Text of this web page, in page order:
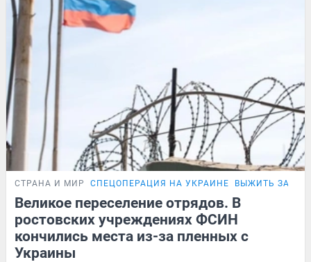
СТРАНА И МИР СПЕЦОПЕРАЦИЯ НА УКРАИНЕ ВЫЖИТЬ ЗА
Великое переселение отрядов. В
ростовских учреждениях ФСИН
кончились места из-за пленных с
Украины